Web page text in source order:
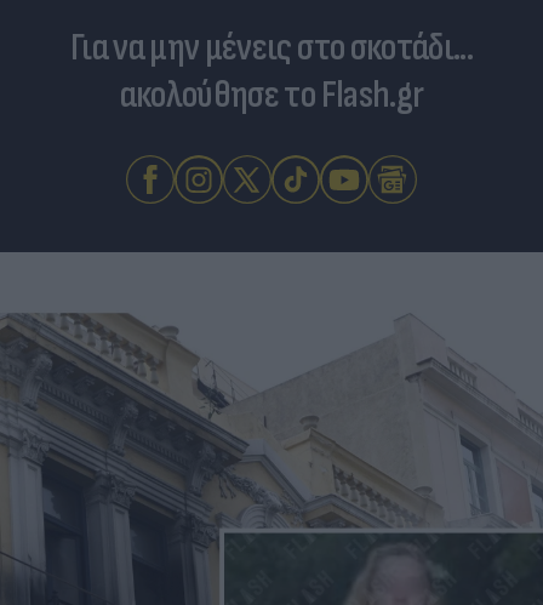
Για να μην μένεις στο σκοτάδι...
ακολούθησε το Flash.gr